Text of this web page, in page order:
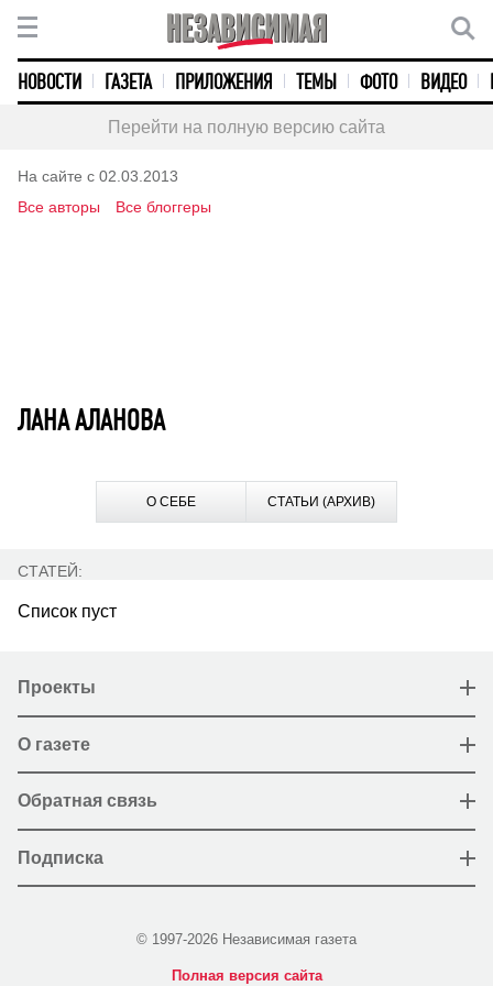
НОВОСТИ ГАЗЕТА ПРИЛОЖЕНИЯ ТЕМЫ ФОТО ВИДЕО
Перейти на полную версию сайта
На сайте с 02.03.2013
Все авторы
Все блоггеры
ЛАНА АЛАНОВА
О СЕБЕ СТАТЬИ (АРХИВ)
СТАТЕЙ:
Список пуст
Проекты
О газете
Обратная связь
Подписка
© 1997-2026 Независимая газета
Полная версия сайта